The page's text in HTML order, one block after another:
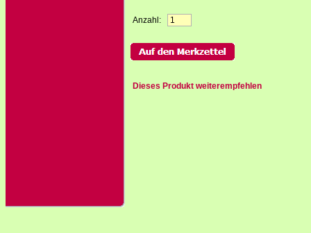
Anzahl:
Dieses Produkt weiterempfehlen